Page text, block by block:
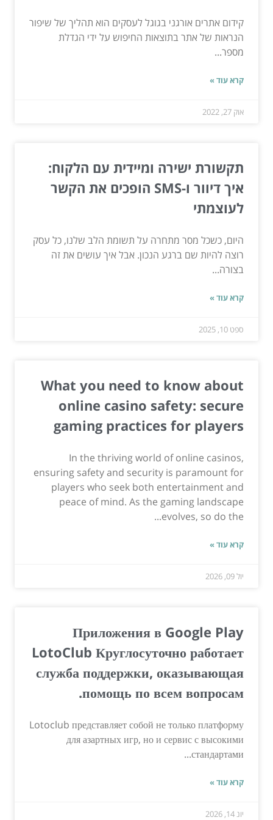
קידום אתרים אורגני בגוגל לעסקים הוא תהליך של שיפור
הנראות של אתר בתוצאות החיפוש על ידי הגדלת
מספר...
קרא עוד »
אוק 27, 2022
תקשורת ישירה ומיידית עם הלקוח:
איך דיוור ו-SMS הופכים את הקשר
לעוצמתי
היום, כשכל מסר מתחרה על תשומת הלב שלנו, כל עסק
רוצה להיות שם ברגע הנכון. אבל איך עושים את זה
בצורה...
קרא עוד »
ספט 10, 2025
What you need to know about
online casino safety: secure
gaming practices for players
In the thriving world of online casinos,
ensuring safety and security is paramount for
players who seek both entertainment and
peace of mind. As the gaming landscape
evolves, so do the...
קרא עוד »
יול 09, 2026
Приложения в Google Play
LotoClub Круглосуточно работает
служба поддержки, оказывающая
помощь по всем вопросам.
Lotoclub представляет собой не только платформу
для азартных игр, но и сервис с высокими
стандартами...
קרא עוד »
יונ 14, 2026